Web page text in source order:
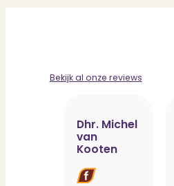
Bekijk al onze reviews
Dhr. Michel
van
Kooten